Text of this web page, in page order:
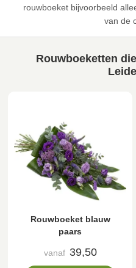
rouwboeket bijvoorbeeld
van de
Rouwboeketten
Rouwboeket blauw
paars
vanaf 39,50